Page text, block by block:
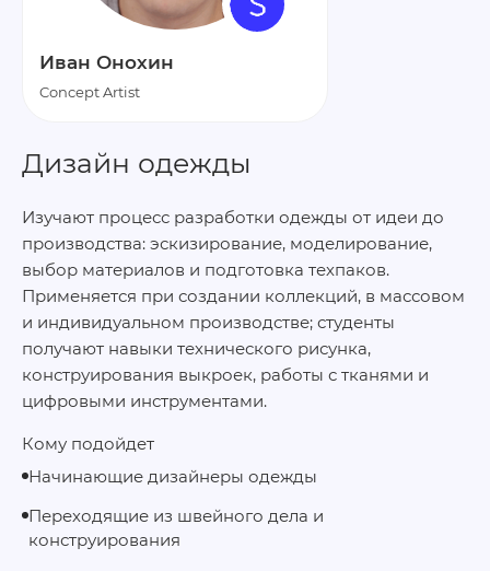
Иван Онохин
Concept Artist
Дизайн одежды
Изучают процесс разработки одежды от идеи до
производства: эскизирование, моделирование,
выбор материалов и подготовка техпаков.
Применяется при создании коллекций, в массовом
и индивидуальном производстве; студенты
получают навыки технического рисунка,
конструирования выкроек, работы с тканями и
цифровыми инструментами.
Кому подойдет
Начинающие дизайнеры одежды
Переходящие из швейного дела и
конструирования